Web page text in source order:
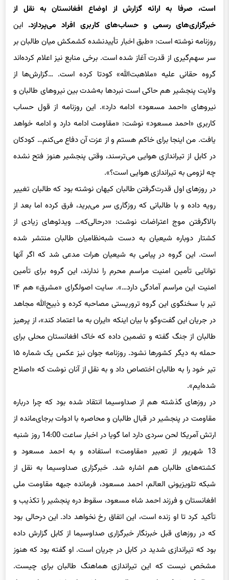
خبرگزاری‌های رسمی و حساب‌های کاربری افراد می‌پردازد.این
روزنامه نوشته است: «طبق اخبار تأییدنشده کشمکش میان طالبان بر
سر سهم‌گیری از قدرت آغاز شده است. برخی منابع نیز اعلام کرده‌اند
گروه حقانی علیه «ملاهبت‌الله» کودتا کرده است. …گزارش‌ها از
ولایت پنجشیر هم حاکی است نبردها به‌شدت بین نیروهای طالبان و
نیروهای «احمد مسعود» ادامه دارد». این روزنامه از قول حساب
کاربری «احمد مسعود» ‌نوشت: «مقاومت ادامه دارد و ادامه خواهد
یافت. من اینجا برای خاکم هستم و از عزت آن دفاع می‌کنم… کودکان
در کابل از تیراندازی هوایی می‌ترسند، وقتی پنجشیر هنوز فتح نشده
چه لزومی به تیراندازی هوایی است؟».
‌در روزهای اول‌ قدرت‌گرفتن طالبان کیهان نوشته بود که طالبان تغییر
رویه داده و با طالبانی که روزگاری سر می‌برید، فرق کرده اما بعد از
بالاگرفتن موج اعتراضات نوشت: «درحالی‌که… ویدئوهای زیادی از
کشتار دوباره شیعیان به دست شبه‌نظامیان طالبان منتشر شده
است. این گروه در پیامی به شیعیان هرات مدعی شد که اگر آنها
توانایی تأمین امنیت مراسم محرم را ندارند، این گروه برای تأمین
امنیت این مراسم آمادگی دارد…». سایت اصولگرای «مشرق» هم ۱۴
تیر با سخنگوی این گروه تروریستی مصاحبه کرده و ذبیح‌الله مجاهد
در جریان این گفت‌وگو با بیان اینکه «ایران به ما اعتماد کند»، از پرهیز
طالبان از جنگ گفته و تضمین داده که خاک افغانستان محلی برای
حمله به دیگر کشورها نشود. روزنامه جوان نیز عکس یک شماره ۱۵
تیر خود را به طالبان اختصاص داد و به نقل از آنان نوشت که «اصلاح
شده‌ایم».
در روزهای گذشته هم از صداوسیما انتقاد شده بود که چرا درباره
مقاومت در پنجشیر در قبال طالبان و محاصره با ادوات برجای‌مانده از
ارتش آمریکا لحن سردی دارد اما گویا در اخبار ساعت 14:00 روز شنبه
13 شهریور از تعبیر «مقاومت» استفاده و به احمد مسعود و
کشته‌های طالبان هم اشاره شد. خبرگزاری صداوسیما به نقل از
شبکه تلویزیونی العالم، احمد مسعود، فرمانده جبهه مقاومت ملی
افغانستان و فرزند احمد شاه مسعود، سقوط دره پنجشیر را تکذیب و
تأکید کرد تا او زنده است، این اتفاق رخ نخواهد داد. این درحالی بود
که در روزهای قبل خبرنگار خبرگزاری صداوسیما از کابل گزارش داده
بود که تیراندازی شدید در کابل در جریان است. او گفته بود که هنوز
مشخص نیست که این تیراندازی هماهنگ طالبان برای چیست.
درحالی‌که شبکه تلویزیونی الجزیره مباشر با پخش تصاویری از